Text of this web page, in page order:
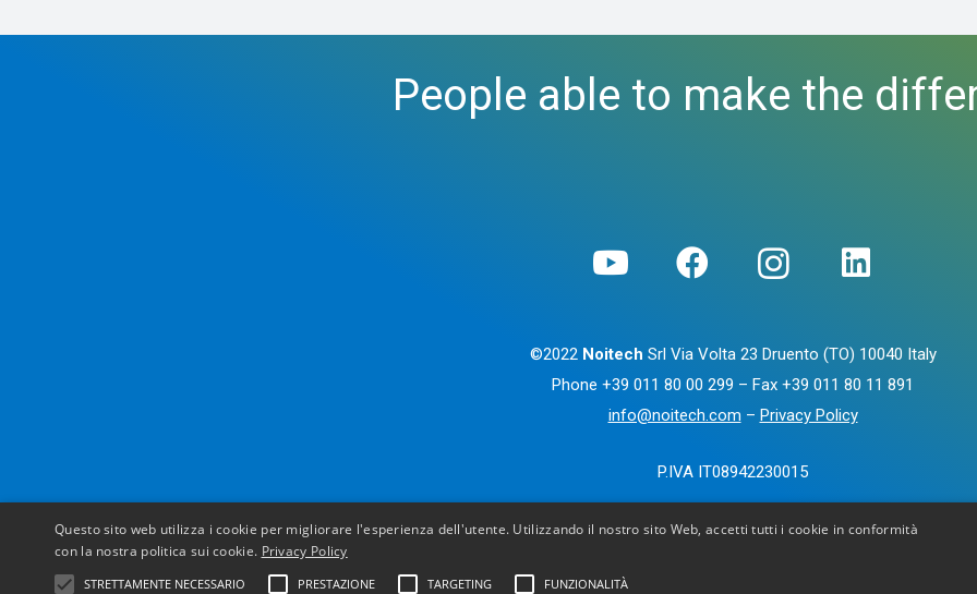
People able to make the
©2022 Noitech Srl Via Volta 23 Druento (TO) 10040 Italy
Phone +39 011 80 00 299 – Fax +39 011 80 11 891
info@noitech.com – Privacy Policy
P.IVA IT08942230015
Questo sito web utilizza i cookie per migliorare l'esperienza dell'utente. Utilizzando il nostro sito Web, accetti tutti i cookie in conformità
con la nostra politica sui cookie. Privacy Policy
STRETTAMENTE NECESSARIO PRESTAZIONE TARGETING FUNZIONALITÀ